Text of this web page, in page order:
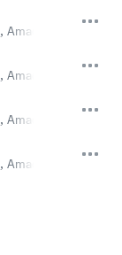
, Amadee Castanell
, Amadee Castanell
, Amadee Castanell
, Amadee Castanell